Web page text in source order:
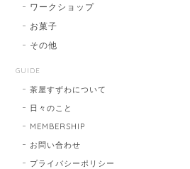
ワークショップ
お菓子
その他
GUIDE
茶屋すずわについて
日々のこと
MEMBERSHIP
お問い合わせ
プライバシーポリシー